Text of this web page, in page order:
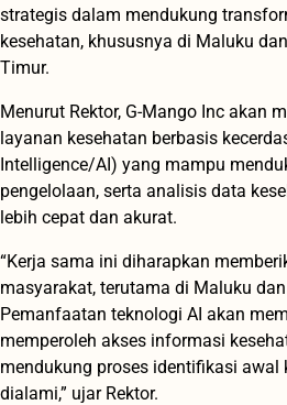
strategis dalam mendukung
kesehatan, khususnya di Maluku
Timur.
Menurut Rektor, G-Mango Inc akan
layanan kesehatan berbasis
Intelligence/AI) yang mampu
pengelolaan, serta analisis data
lebih cepat dan akurat.
“Kerja sama ini diharapkan
masyarakat, terutama di Maluku
Pemanfaatan teknologi AI akan
memperoleh akses informasi
mendukung proses identifikasi awal
dialami,” ujar Rektor.